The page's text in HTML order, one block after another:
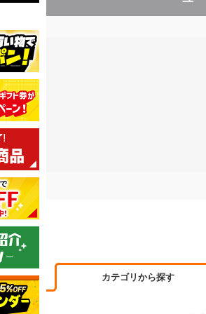
カテゴリから探す